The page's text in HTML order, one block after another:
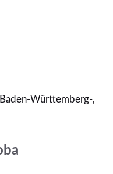
Württemberg-,